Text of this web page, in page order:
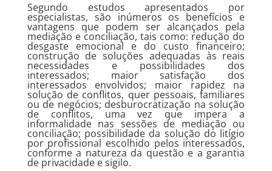
Segundo estudos apresentados por
especialistas, são inúmeros os benefícios e
vantagens que podem ser alcançados pela
mediação e conciliação, tais como: redução do
desgaste emocional e do custo financeiro;
construção de soluções adequadas às reais
necessidades e possibilidades dos
interessados; maior satisfação dos
interessados envolvidos; maior rapidez na
solução de conflitos, quer pessoais, familiares
ou de negócios; desburocratização na solução
de conflitos, uma vez que impera a
informalidade nas sessões de mediação ou
conciliação; possibilidade da solução do litígio
por profissional escolhido pelos interessados,
conforme a natureza da questão e a garantia
de privacidade e sigilo.